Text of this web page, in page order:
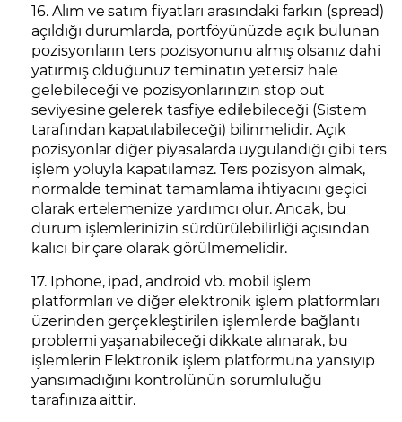
16. Alım ve satım fiyatları arasındaki farkın (spread)
açıldığı durumlarda, portföyünüzde açık bulunan
pozisyonların ters pozisyonunu almış olsanız dahi
yatırmış olduğunuz teminatın yetersiz hale
gelebileceği ve pozisyonlarınızın stop out
seviyesine gelerek tasfiye edilebileceği (Sistem
tarafından kapatılabileceği) bilinmelidir. Açık
pozisyonlar diğer piyasalarda uygulandığı gibi ters
işlem yoluyla kapatılamaz. Ters pozisyon almak,
normalde teminat tamamlama ihtiyacını geçici
olarak ertelemenize yardımcı olur. Ancak, bu
durum işlemlerinizin sürdürülebilirliği açısından
kalıcı bir çare olarak görülmemelidir.
17. Iphone, ipad, android vb. mobil işlem
platformları ve diğer elektronik işlem platformları
üzerinden gerçekleştirilen işlemlerde bağlantı
problemi yaşanabileceği dikkate alınarak, bu
işlemlerin Elektronik işlem platformuna yansıyıp
yansımadığını kontrolünün sorumluluğu
tarafınıza aittir.